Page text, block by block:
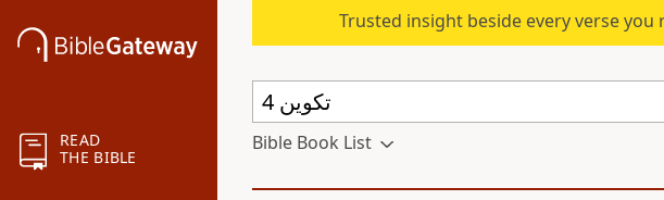
READ
THE BIBLE
Trusted insight beside every verse you
Bible Book List